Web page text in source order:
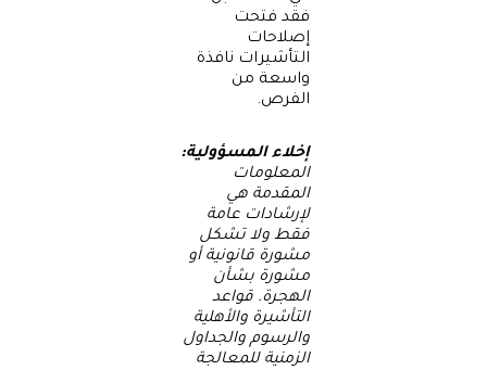
فقد فتحت
إصلاحات
التأشيرات نافذة
واسعة من
الفرص.
إخلاء المسؤولية:
المعلومات
المقدمة هي
لإرشادات عامة
فقط ولا تشكل
مشورة قانونية أو
مشورة بشأن
الهجرة. قواعد
التأشيرة والأهلية
والرسوم والجداول
الزمنية للمعالجة